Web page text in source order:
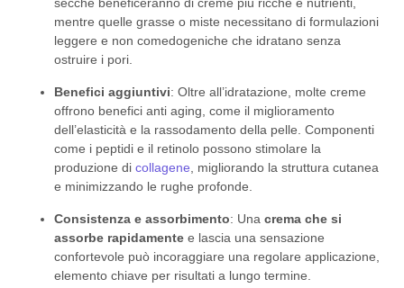
mentre quelle grasse o miste necessitano di formulazioni
leggere e non comedogeniche che idratano senza
ostruire i pori.
Benefici aggiuntivi: Oltre all’idratazione, molte creme
offrono benefici anti aging, come il miglioramento
dell’elasticità e la rassodamento della pelle. Componenti
come i peptidi e il retinolo possono stimolare la
produzione di collagene , migliorando la struttura cutanea
e minimizzando le rughe profonde.
Consistenza e assorbimento: Una crema che si
assorbe rapidamente e lascia una sensazione
confortevole può incoraggiare una regolare applicazione,
elemento chiave per risultati a lungo termine.